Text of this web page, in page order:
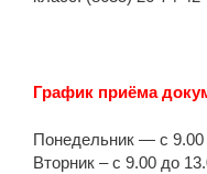
График приёма
Понедельник — с 9.00
Вторник – с 9.00 до